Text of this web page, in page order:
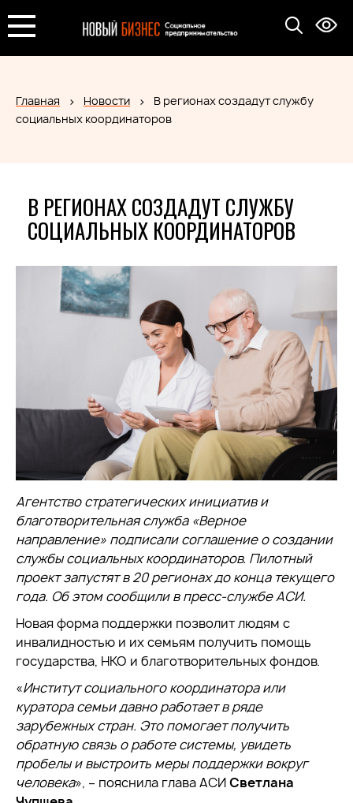
Главная Новости
В регионах создадут службу
социальных координаторов
В РЕГИОНАХ СОЗДАДУТ СЛУЖБУ
СОЦИАЛЬНЫХ КООРДИНАТОРОВ
Агентство стратегических инициатив и
благотворительная служба «Верное
направление» подписали соглашение о создании
службы социальных координаторов. Пилотный
проект запустят в 20 регионах до конца текущего
года. Об этом сообщили в пресс-службе АСИ.
Новая форма поддержки позволит людям с
инвалидностью и их семьям получить помощь
государства, НКО и благотворительных фондов.
«Институт социального координатора или
куратора семьи давно работает в ряде
зарубежных стран. Это помогает получить
обратную связь о работе системы, увидеть
пробелы и выстроить меры поддержки вокруг
человека», – пояснила глава АСИСветлана